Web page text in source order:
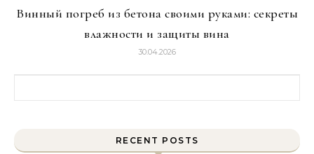
Винный погреб из бетона своими руками: секреты
влажности и защиты вина
30.04.2026
RECENT POSTS